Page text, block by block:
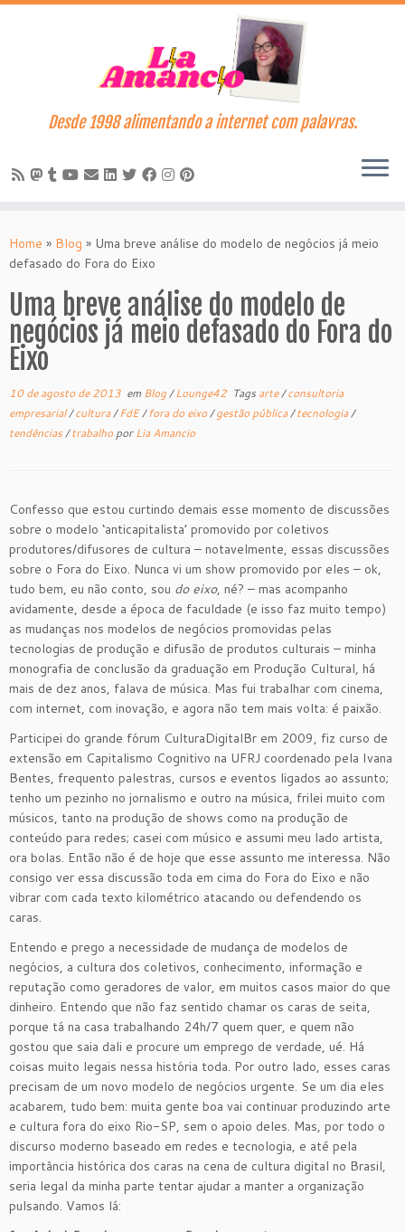
to
content
Desde 1998 alimentando a internet com palavras.
Home » Blog » Uma breve análise do modelo de negócios já meio
defasado do Fora do Eixo
Uma breve análise do modelo de
negócios já meio defasado do Fora do
Eixo
10 de agosto de 2013 em Blog/Lounge42 Tags arte/consultoria
empresarial/cultura/FdE/fora do eixo/gestão pública/tecnologia/
tendências/trabalho porLia Amancio
Confesso que estou curtindo demais esse momento de discussões
sobre o modelo ‘anticapitalista’ promovido por coletivos
produtores/difusores de cultura – notavelmente, essas discussões
sobre o Fora do Eixo. Nunca vi um show promovido por eles – ok,
tudo bem, eu não conto, sou do eixo, né? – mas acompanho
avidamente, desde a época de faculdade (e isso faz muito tempo)
as mudanças nos modelos de negócios promovidas pelas
tecnologias de produção e difusão de produtos culturais – minha
monografia de conclusão da graduação em Produção Cultural, há
mais de dez anos, falava de música. Mas fui trabalhar com cinema,
com internet, com inovação, e agora não tem mais volta: é paixão.
Participei do grande fórum CulturaDigitalBr em 2009, fiz curso de
extensão em Capitalismo Cognitivo na UFRJ coordenado pela Ivana
Bentes, frequento palestras, cursos e eventos ligados ao assunto;
tenho um pezinho no jornalismo e outro na música, frilei muito com
músicos, tanto na produção de shows como na produção de
conteúdo para redes; casei com músico e assumi meu lado artista,
ora bolas. Então não é de hoje que esse assunto me interessa. Não
consigo ver essa discussão toda em cima do Fora do Eixo e não
vibrar com cada texto kilométrico atacando ou defendendo os
caras.
Entendo e prego a necessidade de mudança de modelos de
negócios, a cultura dos coletivos, conhecimento, informação e
reputação como geradores de valor, em muitos casos maior do que
dinheiro. Entendo que não faz sentido chamar os caras de seita,
porque tá na casa trabalhando 24h/7 quem quer, e quem não
gostou que saia dali e procure um emprego de verdade, ué. Há
coisas muito legais nessa história toda. Por outro lado, esses caras
precisam de um novo modelo de negócios urgente. Se um dia eles
acabarem, tudo bem: muita gente boa vai continuar produzindo arte
e cultura fora do eixo Rio-SP, sem o apoio deles. Mas, por todo o
discurso moderno baseado em redes e tecnologia, e até pela
importância histórica dos caras na cena de cultura digital no Brasil,
seria legal da minha parte tentar ajudar a manter a organização
pulsando. Vamos lá: